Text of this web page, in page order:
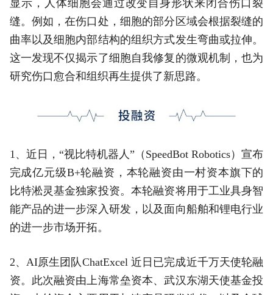
显示，人体细胞会通过改变自身形状来闭合伤口裂
缝。例如，在伤口处，细胞的部分区域会根据裂缝的
曲率以及细胞内部结构的组织方式发生弯曲或拉伸。
这一发现不仅揭示了细胞自我修复的微观机制，也为
研究伤口愈合和组织再生提供了新思路。
1、近日，“视比特机器人”（SpeedBot Robotics）宣布
完成亿元级B+轮融资，本轮融资由一村资本旗下的
比特淞灵基金独家投资。本轮融资将用于工业具身智
能产品的进一步深入研发，以及面向船舶和锂电行业
的进一步市场开拓。
2、AI原生团队ChatExcel 近日已完成近千万天使轮融
资。此次融资由上海常垒资本、武汉东湖天使基金投